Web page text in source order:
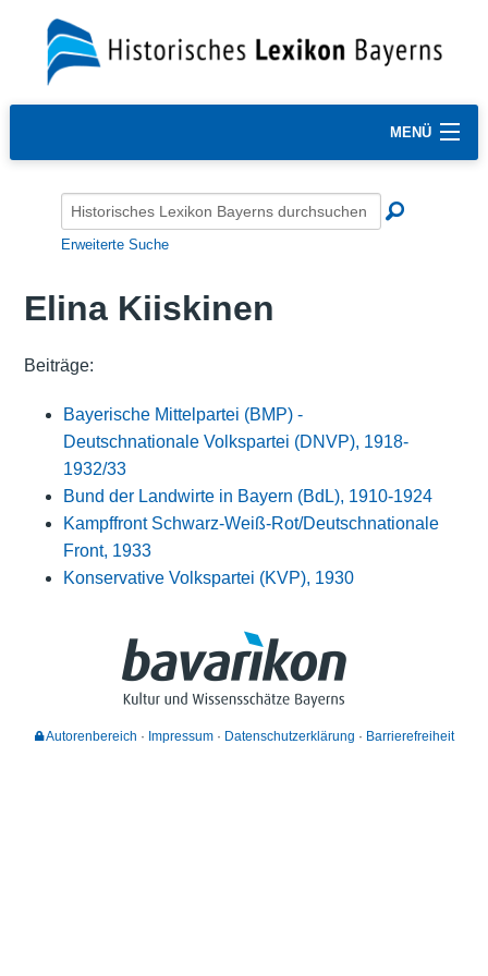
MENÜ
Erweiterte Suche
Elina Kiiskinen
Beiträge:
Bayerische Mittelpartei (BMP) -
Deutschnationale Volkspartei (DNVP), 1918-
1932/33
Bund der Landwirte in Bayern (BdL), 1910-1924
Kampffront Schwarz-Weiß-Rot/Deutschnationale
Front, 1933
Konservative Volkspartei (KVP), 1930
Autorenbereich Impressum Datenschutzerklärung Barrierefreiheit